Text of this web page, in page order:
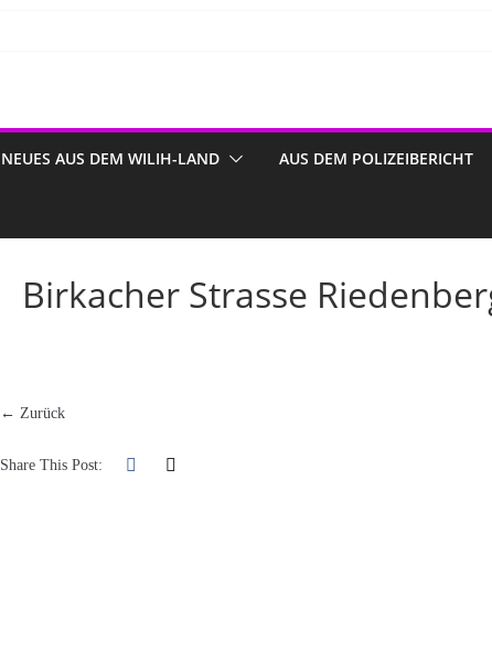
NEUES AUS DEM WILIH-LAND AUS DEM POLIZEIBERICHT
Birkacher Strasse
← Zurück
Share This Post: